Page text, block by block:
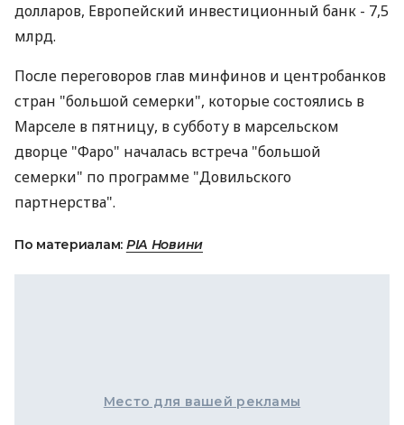
долларов, Европейский инвестиционный банк - 7,5
млрд.
После переговоров глав минфинов и центробанков
стран "большой семерки", которые состоялись в
Марселе в пятницу, в субботу в марсельском
дворце "Фаро" началась встреча "большой
семерки" по программе "Довильского
партнерства".
По материалам: РІА Новини
Место для вашей рекламы